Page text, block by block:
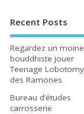
Recent Posts
Regardez un moine
bouddhiste jouer
Teenage Lobotomy
des Ramones
Bureau d’études
carrosserie